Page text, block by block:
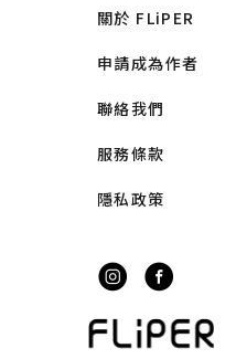
關於 FLiPER
申請成為作者
聯絡我們
服務條款
隱私政策